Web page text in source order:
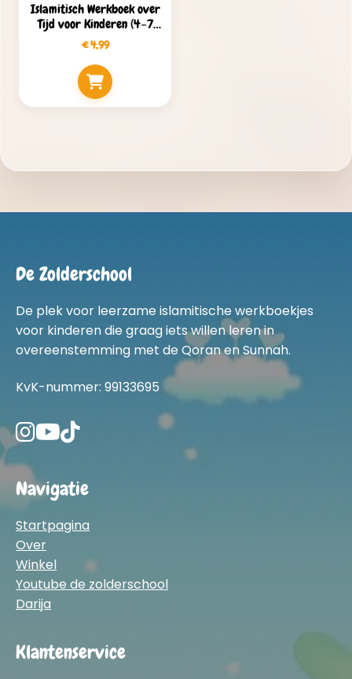
Islamitisch Werkboek over
Tijd voor Kinderen (4–7
jaar) – 50+ Pagina’s PDF
€4,99
De Zolderschool
De plek voor leerzame islamitische werkboekjes
voor kinderen die graag iets willen leren in
overeenstemming met de Qoran en Sunnah.
KvK-nummer: 99133695
Navigatie
Startpagina
Over
Winkel
Youtube de zolderschool
Darija
Klantenservice